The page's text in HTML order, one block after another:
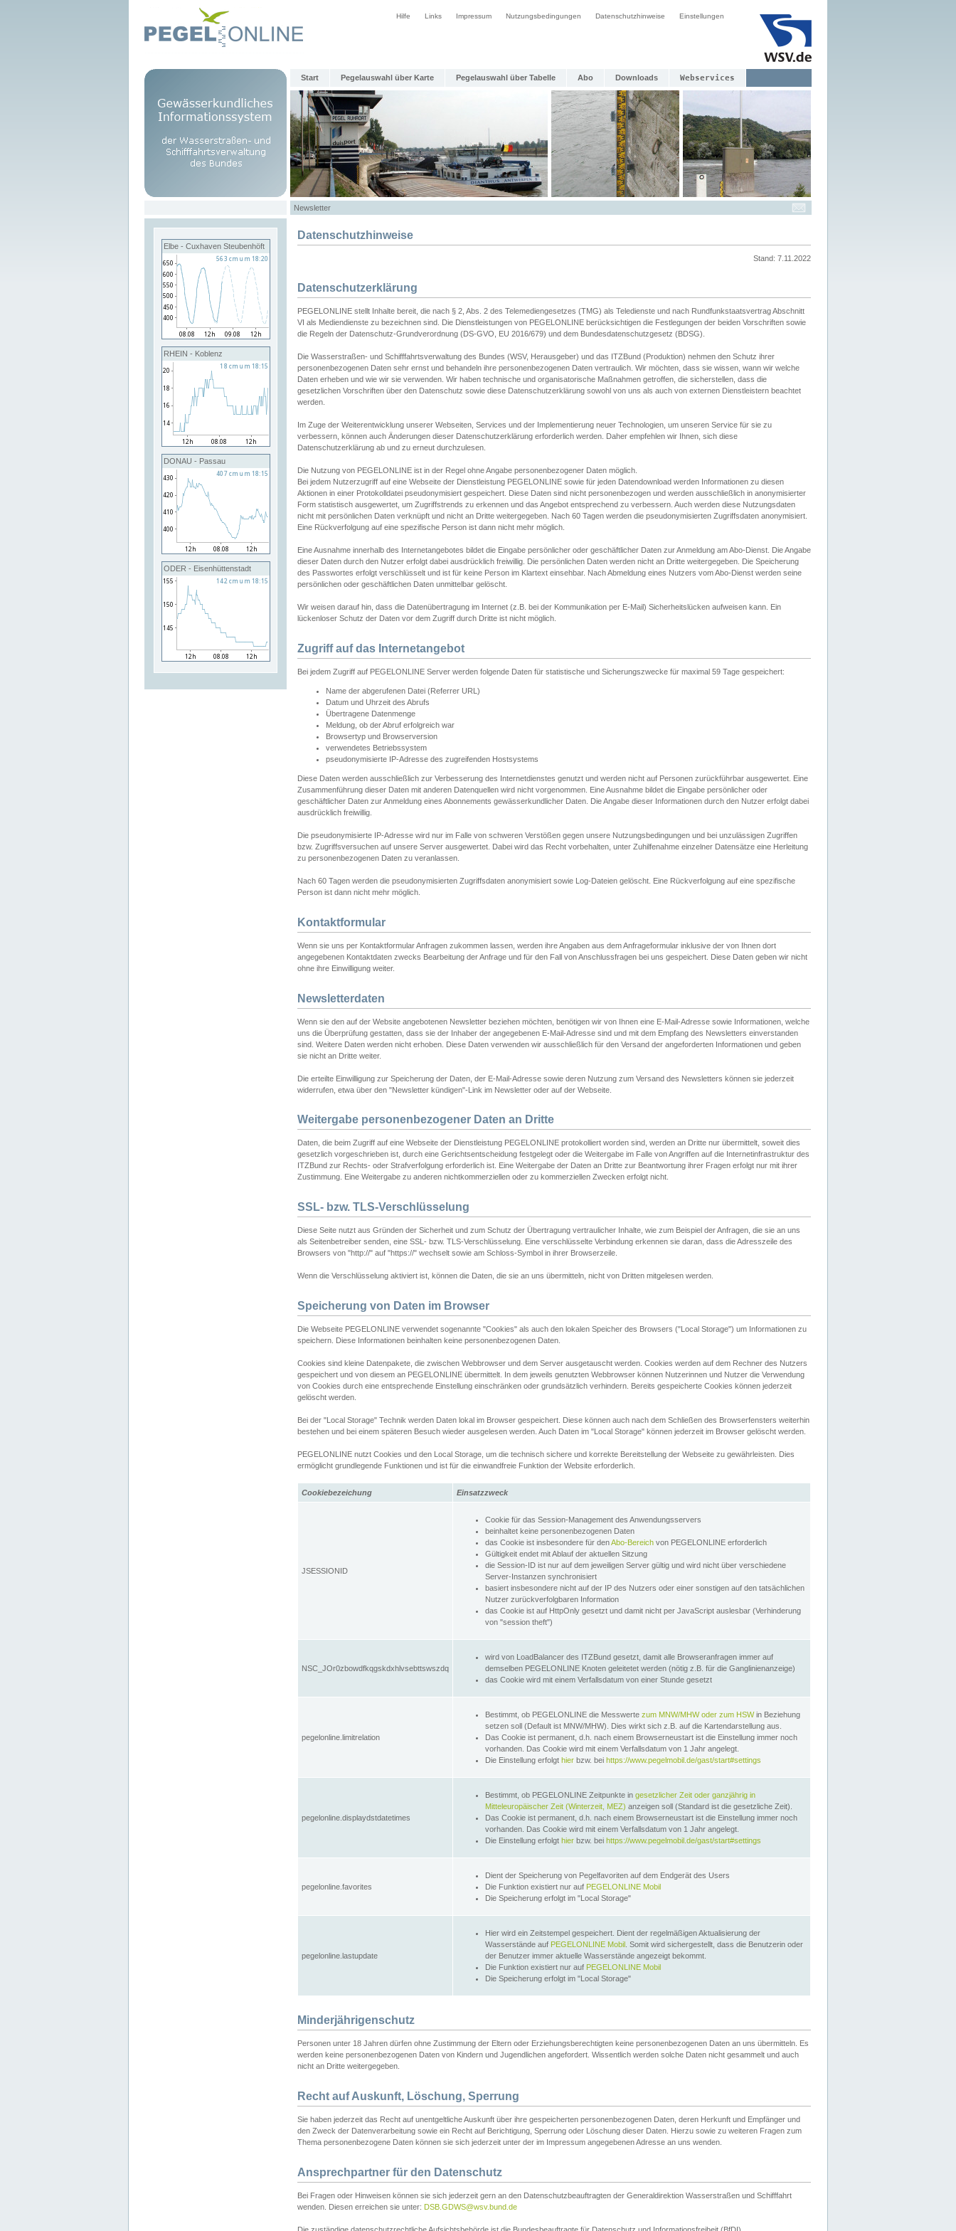
Hilfe Links Impressum Nutzungsbedingungen Datenschutzhinweise Einstellungen
Start Pegelauswahl über Karte Pegelauswahl über Tabelle Abo Downloads Webservices
Newsletter
Elbe - Cuxhaven Steubenhöft
RHEIN - Koblenz
DONAU - Passau
ODER - Eisenhüttenstadt
Datenschutzhinweise
Stand: 7.11.2022
Datenschutzerklärung
PEGELONLINE stellt Inhalte bereit, die nach § 2, Abs. 2 des Telemediengesetzes (TMG) als Teledienste und nach Rundfunkstaatsvertrag Abschnitt
VI als Mediendienste zu bezeichnen sind. Die Dienstleistungen von PEGELONLINE berücksichtigen die Festlegungen der beiden Vorschriften sowie
die Regeln der Datenschutz-Grundverordnung (DS-GVO, EU 2016/679) und dem Bundesdatenschutzgesetz (BDSG).
Die Wasserstraßen- und Schifffahrtsverwaltung des Bundes (WSV, Herausgeber) und das ITZBund (Produktion) nehmen den Schutz ihrer
personenbezogenen Daten sehr ernst und behandeln ihre personenbezogenen Daten vertraulich. Wir möchten, dass sie wissen, wann wir welche
Daten erheben und wie wir sie verwenden. Wir haben technische und organisatorische Maßnahmen getroffen, die sicherstellen, dass die
gesetzlichen Vorschriften über den Datenschutz sowie diese Datenschutzerklärung sowohl von uns als auch von externen Dienstleistern beachtet
werden.
Im Zuge der Weiterentwicklung unserer Webseiten, Services und der Implementierung neuer Technologien, um unseren Service für sie zu
verbessern, können auch Änderungen dieser Datenschutzerklärung erforderlich werden. Daher empfehlen wir Ihnen, sich diese
Datenschutzerklärung ab und zu erneut durchzulesen.
Die Nutzung von PEGELONLINE ist in der Regel ohne Angabe personenbezogener Daten möglich.
Bei jedem Nutzerzugriff auf eine Webseite der Dienstleistung PEGELONLINE sowie für jeden Datendownload werden Informationen zu diesen
Aktionen in einer Protokolldatei pseudonymisiert gespeichert. Diese Daten sind nicht personenbezogen und werden ausschließlich in anonymisierter
Form statistisch ausgewertet, um Zugriffstrends zu erkennen und das Angebot entsprechend zu verbessern. Auch werden diese Nutzungsdaten
nicht mit persönlichen Daten verknüpft und nicht an Dritte weitergegeben. Nach 60 Tagen werden die pseudonymisierten Zugriffsdaten anonymisiert.
Eine Rückverfolgung auf eine spezifische Person ist dann nicht mehr möglich.
Eine Ausnahme innerhalb des Internetangebotes bildet die Eingabe persönlicher oder geschäftlicher Daten zur Anmeldung am Abo-Dienst. Die Angabe
dieser Daten durch den Nutzer erfolgt dabei ausdrücklich freiwillig. Die persönlichen Daten werden nicht an Dritte weitergegeben. Die Speicherung
des Passwortes erfolgt verschlüsselt und ist für keine Person im Klartext einsehbar. Nach Abmeldung eines Nutzers vom Abo-Dienst werden seine
persönlichen oder geschäftlichen Daten unmittelbar gelöscht.
Wir weisen darauf hin, dass die Datenübertragung im Internet (z.B. bei der Kommunikation per E-Mail) Sicherheitslücken aufweisen kann. Ein
lückenloser Schutz der Daten vor dem Zugriff durch Dritte ist nicht möglich.
Zugriff auf das Internetangebot
Bei jedem Zugriff auf PEGELONLINE Server werden folgende Daten für statistische und Sicherungszwecke für maximal 59 Tage gespeichert:
Name der abgerufenen Datei (Referrer URL)
Datum und Uhrzeit des Abrufs
Übertragene Datenmenge
Meldung, ob der Abruf erfolgreich war
Browsertyp und Browserversion
verwendetes Betriebssystem
pseudonymisierte IP-Adresse des zugreifenden Hostsystems
Diese Daten werden ausschließlich zur Verbesserung des Internetdienstes genutzt und werden nicht auf Personen zurückführbar ausgewertet. Eine
Zusammenführung dieser Daten mit anderen Datenquellen wird nicht vorgenommen. Eine Ausnahme bildet die Eingabe persönlicher oder
geschäftlicher Daten zur Anmeldung eines Abonnements gewässerkundlicher Daten. Die Angabe dieser Informationen durch den Nutzer erfolgt dabei
ausdrücklich freiwillig.
Die pseudonymisierte IP-Adresse wird nur im Falle von schweren Verstößen gegen unsere Nutzungsbedingungen und bei unzulässigen Zugriffen
bzw. Zugriffsversuchen auf unsere Server ausgewertet. Dabei wird das Recht vorbehalten, unter Zuhilfenahme einzelner Datensätze eine Herleitung
zu personenbezogenen Daten zu veranlassen.
Nach 60 Tagen werden die pseudonymisierten Zugriffsdaten anonymisiert sowie Log-Dateien gelöscht. Eine Rückverfolgung auf eine spezifische
Person ist dann nicht mehr möglich.
Kontaktformular
Wenn sie uns per Kontaktformular Anfragen zukommen lassen, werden ihre Angaben aus dem Anfrageformular inklusive der von Ihnen dort
angegebenen Kontaktdaten zwecks Bearbeitung der Anfrage und für den Fall von Anschlussfragen bei uns gespeichert. Diese Daten geben wir nicht
ohne ihre Einwilligung weiter.
Newsletterdaten
Wenn sie den auf der Website angebotenen Newsletter beziehen möchten, benötigen wir von Ihnen eine E-Mail-Adresse sowie Informationen, welche
uns die Überprüfung gestatten, dass sie der Inhaber der angegebenen E-Mail-Adresse sind und mit dem Empfang des Newsletters einverstanden
sind. Weitere Daten werden nicht erhoben. Diese Daten verwenden wir ausschließlich für den Versand der angeforderten Informationen und geben
sie nicht an Dritte weiter.
Die erteilte Einwilligung zur Speicherung der Daten, der E-Mail-Adresse sowie deren Nutzung zum Versand des Newsletters können sie jederzeit
widerrufen, etwa über den "Newsletter kündigen"-Link im Newsletter oder auf der Webseite.
Weitergabe personenbezogener Daten an Dritte
Daten, die beim Zugriff auf eine Webseite der Dienstleistung PEGELONLINE protokolliert worden sind, werden an Dritte nur übermittelt, soweit dies
gesetzlich vorgeschrieben ist, durch eine Gerichtsentscheidung festgelegt oder die Weitergabe im Falle von Angriffen auf die Internetinfrastruktur des
ITZBund zur Rechts- oder Strafverfolgung erforderlich ist. Eine Weitergabe der Daten an Dritte zur Beantwortung ihrer Fragen erfolgt nur mit ihrer
Zustimmung. Eine Weitergabe zu anderen nichtkommerziellen oder zu kommerziellen Zwecken erfolgt nicht.
SSL- bzw. TLS-Verschlüsselung
Diese Seite nutzt aus Gründen der Sicherheit und zum Schutz der Übertragung vertraulicher Inhalte, wie zum Beispiel der Anfragen, die sie an uns
als Seitenbetreiber senden, eine SSL- bzw. TLS-Verschlüsselung. Eine verschlüsselte Verbindung erkennen sie daran, dass die Adresszeile des
Browsers von "http://" auf "https://" wechselt sowie am Schloss-Symbol in ihrer Browserzeile.
Wenn die Verschlüsselung aktiviert ist, können die Daten, die sie an uns übermitteln, nicht von Dritten mitgelesen werden.
Speicherung von Daten im Browser
Die Webseite PEGELONLINE verwendet sogenannte "Cookies" als auch den lokalen Speicher des Browsers ("Local Storage") um Informationen zu
speichern. Diese Informationen beinhalten keine personenbezogenen Daten.
Cookies sind kleine Datenpakete, die zwischen Webbrowser und dem Server ausgetauscht werden. Cookies werden auf dem Rechner des Nutzers
gespeichert und von diesem an PEGELONLINE übermittelt. In dem jeweils genutzten Webbrowser können Nutzerinnen und Nutzer die Verwendung
von Cookies durch eine entsprechende Einstellung einschränken oder grundsätzlich verhindern. Bereits gespeicherte Cookies können jederzeit
gelöscht werden.
Bei der "Local Storage" Technik werden Daten lokal im Browser gespeichert. Diese können auch nach dem Schließen des Browserfensters weiterhin
bestehen und bei einem späteren Besuch wieder ausgelesen werden. Auch Daten im "Local Storage" können jederzeit im Browser gelöscht werden.
PEGELONLINE nutzt Cookies und den Local Storage, um die technisch sichere und korrekte Bereitstellung der Webseite zu gewährleisten. Dies
ermöglicht grundlegende Funktionen und ist für die einwandfreie Funktion der Website erforderlich.
Cookiebezeichung Einsatzzweck
JSESSIONID
Cookie für das Session-Management des Anwendungsservers
beinhaltet keine personenbezogenen Daten
das Cookie ist insbesondere für denAbo-Bereich von PEGELONLINE erforderlich
Gültigkeit endet mit Ablauf der aktuellen Sitzung
die Session-ID ist nur auf dem jeweiligen Server gültig und wird nicht über verschiedene
Server-Instanzen synchronisiert
basiert insbesondere nicht auf der IP des Nutzers oder einer sonstigen auf den tatsächlichen
Nutzer zurückverfolgbaren Information
das Cookie ist auf HttpOnly gesetzt und damit nicht per JavaScript auslesbar (Verhinderung
von "session theft")
NSC_JOr0zbowdfkqgskdxhlvsebttswszdq
wird von LoadBalancer des ITZBund gesetzt, damit alle Browseranfragen immer auf
demselben PEGELONLINE Knoten geleitetet werden (nötig z.B. für die Ganglinienanzeige)
das Cookie wird mit einem Verfallsdatum von einer Stunde gesetzt
pegelonline.limitrelation
Bestimmt, ob PEGELONLINE die Messwerte zum MNW/MHW oder zum HSWin Beziehung
setzen soll (Default ist MNW/MHW). Dies wirkt sich z.B. auf die Kartendarstellung aus.
Das Cookie ist permanent, d.h. nach einem Browserneustart ist die Einstellung immer noch
vorhanden. Das Cookie wird mit einem Verfallsdatum von 1 Jahr angelegt.
Die Einstellung erfolgt hier bzw. bei https://www.pegelmobil.de/gast/start#settings
pegelonline.displaydstdatetimes
Bestimmt, ob PEGELONLINE Zeitpunkte in gesetzlicher Zeit oder ganzjährig in
Mitteleuropäischer Zeit (Winterzeit, MEZ) anzeigen soll (Standard ist die gesetzliche Zeit).
Das Cookie ist permanent, d.h. nach einem Browserneustart ist die Einstellung immer noch
vorhanden. Das Cookie wird mit einem Verfallsdatum von 1 Jahr angelegt.
Die Einstellung erfolgt hier bzw. bei https://www.pegelmobil.de/gast/start#settings
pegelonline.favorites
Dient der Speicherung von Pegelfavoriten auf dem Endgerät des Users
Die Funktion existiert nur auf PEGELONLINE Mobil
Die Speicherung erfolgt im "Local Storage"
pegelonline.lastupdate
Hier wird ein Zeitstempel gespeichert. Dient der regelmäßigen Aktualisierung der
Wasserstände auf PEGELONLINE Mobil . Somit wird sichergestellt, dass die Benutzerin oder
der Benutzer immer aktuelle Wasserstände angezeigt bekommt.
Die Funktion existiert nur auf PEGELONLINE Mobil
Die Speicherung erfolgt im "Local Storage"
Minderjährigenschutz
Personen unter 18 Jahren dürfen ohne Zustimmung der Eltern oder Erziehungsberechtigten keine personenbezogenen Daten an uns übermitteln. Es
werden keine personenbezogenen Daten von Kindern und Jugendlichen angefordert. Wissentlich werden solche Daten nicht gesammelt und auch
nicht an Dritte weitergegeben.
Recht auf Auskunft, Löschung, Sperrung
Sie haben jederzeit das Recht auf unentgeltliche Auskunft über ihre gespeicherten personenbezogenen Daten, deren Herkunft und Empfänger und
den Zweck der Datenverarbeitung sowie ein Recht auf Berichtigung, Sperrung oder Löschung dieser Daten. Hierzu sowie zu weiteren Fragen zum
Thema personenbezogene Daten können sie sich jederzeit unter der im Impressum angegebenen Adresse an uns wenden.
Ansprechpartner für den Datenschutz
Bei Fragen oder Hinweisen können sie sich jederzeit gern an den Datenschutzbeauftragten der Generaldirektion Wasserstraßen und Schifffahrt
wenden. Diesen erreichen sie unter: DSB.GDWS@wsv.bund.de